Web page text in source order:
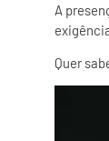
A
Quer